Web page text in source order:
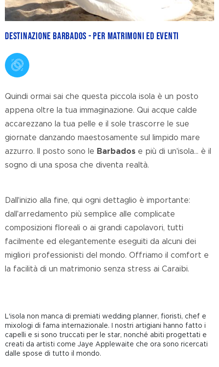
Destinazione Barbados - Per matrimoni ed eventi
Quindi ormai sai che questa piccola isola è un posto
appena oltre la tua immaginazione. Qui acque calde
accarezzano la tua pelle e il sole trascorre le sue
giornate danzando maestosamente sul limpido mare
azzurro. Il posto sono le Barbados e più di un'isola… è il
sogno di una sposa che diventa realtà.
Dall'inizio alla fine, qui ogni dettaglio è importante:
dall'arredamento più semplice alle complicate
composizioni floreali o ai grandi capolavori, tutti
facilmente ed elegantemente eseguiti da alcuni dei
migliori professionisti del mondo. Offriamo il comfort e
la facilità di un matrimonio senza stress ai Caraibi.
L'isola non manca di premiati wedding planner, fioristi, chef e
mixologi di fama internazionale. I nostri artigiani hanno fatto i
capelli e si sono truccati per le star, nonché abiti progettati e
creati da artisti come Jaye Applewaite che ora sono ricercati
dalle spose di tutto il mondo.